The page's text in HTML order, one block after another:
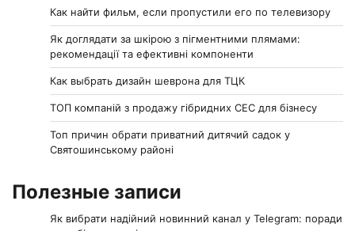
Как найти фильм, если пропустили его по телевизору
Як доглядати за шкірою з пігментними плямами:
рекомендації та ефективні компоненти
Как выбрать дизайн шеврона для ТЦК
ТОП компаній з продажу гібридних СЕС для бізнесу
Топ причин обрати приватний дитячий садок у
Святошинському районі
Полезные записи
Як вибрати надійний новинний канал у Telegram: поради